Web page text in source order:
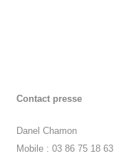
Contact presse
Danel Chamon
Mobile : 03 86 75 18 63